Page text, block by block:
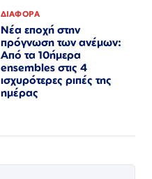
ΔΙΑΦΟΡΑ
Νέα εποχή στην
πρόγνωση των ανέμων:
Από τα 10ήμερα
ensembles στις 4
ισχυρότερες ριπές της
ημέρας